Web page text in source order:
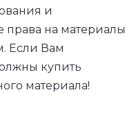
и
права на материалы
Если Вам
купить
материала!